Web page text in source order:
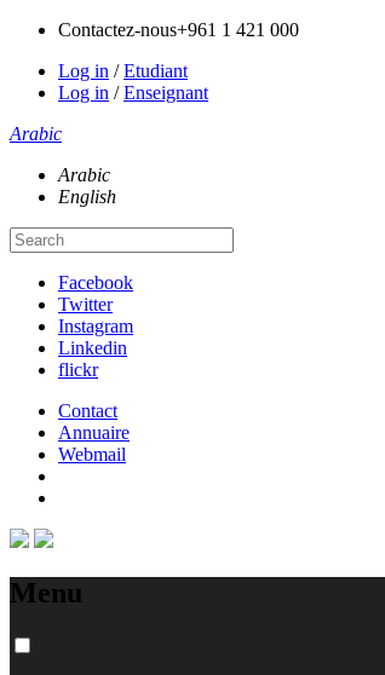
Contactez-nous+961 1 421 000
Log in /Etudiant
Log in /Enseignant
Arabic
Arabic
English
Facebook
Twitter
Instagram
Linkedin
flickr
Contact
Annuaire
Webmail
Menu